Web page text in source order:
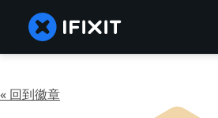
« 回到徽章